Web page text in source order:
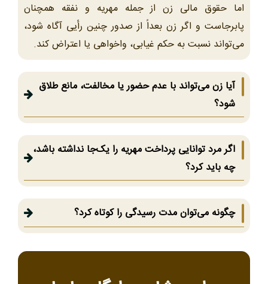
اما حقوق مالی زن از جمله مهریه و نفقه همچنان
پابرجاست و اگر زن بعداً از صدور چنین رأیی آگاه شود،
می‌تواند نسبت به حکم غیابی، واخواهی یا اعتراض کند.
آیا زن می‌تواند با عدم حضور یا مخالفت، مانع طلاق
شود؟
اگر مرد توانایی پرداخت مهریه را یک‌جا نداشته باشد،
چه باید کرد؟
چگونه می‌توان مدت رسیدگی را کوتاه کرد؟